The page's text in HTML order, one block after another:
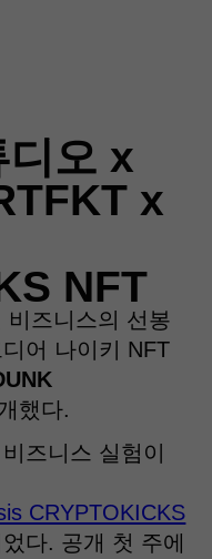
디오 x
x
NFT
비즈니스의 선봉
어 나이키 NFT
했다.
즈니스 실험이
CRYPTOKICKS
다. 공개 첫 주에